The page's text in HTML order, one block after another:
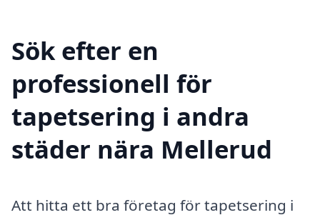
Sök efter en
professionell för
tapetsering i andra
städer nära Mellerud
Att hitta ett bra företag för tapetsering i